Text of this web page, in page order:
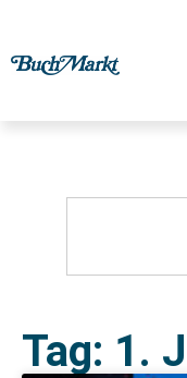
Tag: 1.